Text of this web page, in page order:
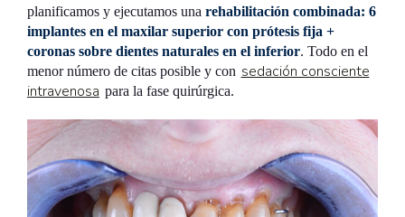
planificamos y ejecutamos una rehabilitación combinada: 6
implantes en el maxilar superior con prótesis fija +
coronas sobre dientes naturales en el inferior. Todo en el
menor número de citas posible y con sedación consciente
intravenosa para la fase quirúrgica.